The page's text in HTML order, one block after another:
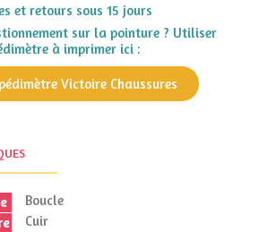
et retours sous 15 jours
sur la pointure ? Utiliser
à imprimer ici :
Victoire Chaussures
Boucle
Cuir